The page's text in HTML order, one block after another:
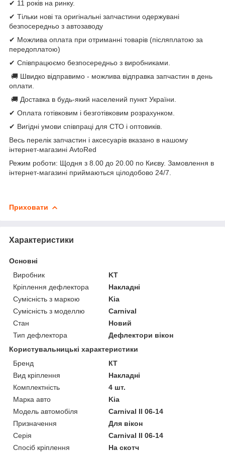
✔ 11 років на ринку.
✔ Тільки нові та оригінальні запчастини одержувані
безпосередньо з автозаводу
✔ Можлива оплата при отриманні товарів (післяплатою за
передоплатою)
✔ Співпрацюємо безпосередньо з виробниками.
🚚 Швидко відправимо - можлива відправка запчастин в день
оплати.
🚚 Доставка в будь-який населений пункт України.
✔ Оплата готівковим і безготівковим розрахунком.
✔ Вигідні умови співпраці для СТО і оптовиків.
Весь перелік запчастин і аксесуарів вказано в нашому
інтернет-магазині AvtoRed
Режим роботи: Щодня з 8.00 до 20.00 по Києву. Замовлення в
інтернет-магазині приймаються цілодобово 24/7.
Приховати
Характеристики
Основні
Виробник
KT
Кріплення дефлектора
Накладні
Сумісність з маркою
Kia
Сумісність з моделлю
Carnival
Стан
Новий
Тип дефлектора
Дефлектори вікон
Користувальницькі характеристики
Бренд
КТ
Вид кріплення
Накладні
Комплектність
4 шт.
Марка авто
Kia
Модель автомобіля
Carnival II 06-14
Призначення
Для вікон
Серія
Carnival II 06-14
Спосіб кріплення
На скотч